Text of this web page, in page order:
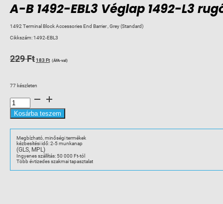
A-B 1492-EBL3 Véglap 1492-L3
1492 Terminal Block Accessories End Barrier , Grey (Standard)
Cikkszám:1492-EBL3
229FtOriginal
229 Ft.
183FtCurrent
(ÁFA-val)
77 készleten
1492-
EBL3
Véglap
L3
sorkapocshoz
mennyiség
Kosárba teszem
Megbízható, minőségi termékek
kézbesítési idő: 2-5 munkanap
(GLS, MPL)
Ingyenes szállítás: 50 000 Ft-tól
Több évtizedes szakmai tapasztalat